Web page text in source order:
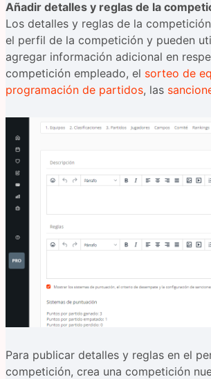
Añadir detalles y reglas de la
Los detalles y reglas de la
el perfil de la competición y pueden
agregar información adicional en
competición empleado, el sorteo de
programación de partidos, las
Para publicar detalles y reglas en el
competición, crea una competición